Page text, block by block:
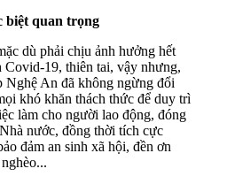
biệt quan trọng
dù phải chịu ảnh hưởng hết
Covid-19, thiên tai, vậy nhưng,
Nghệ An đã không ngừng đổi
khó khăn thách thức để duy trì
làm cho người lao động, đóng
nước, đồng thời tích cực
đảm an sinh xã hội, đền ơn